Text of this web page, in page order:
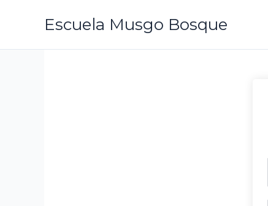
Escuela Musgo Bosque